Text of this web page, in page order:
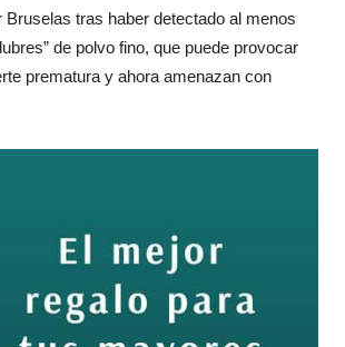
tras haber detectado al menos
de polvo fino, que puede provocar
prematura y ahora amenazan con